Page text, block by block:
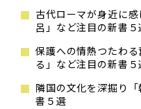
古代ローマが身近に
呂」など注目の新書５
保護への情熱つたわ
る」など注目の新書５
隣国の文化を深掘り
書５選